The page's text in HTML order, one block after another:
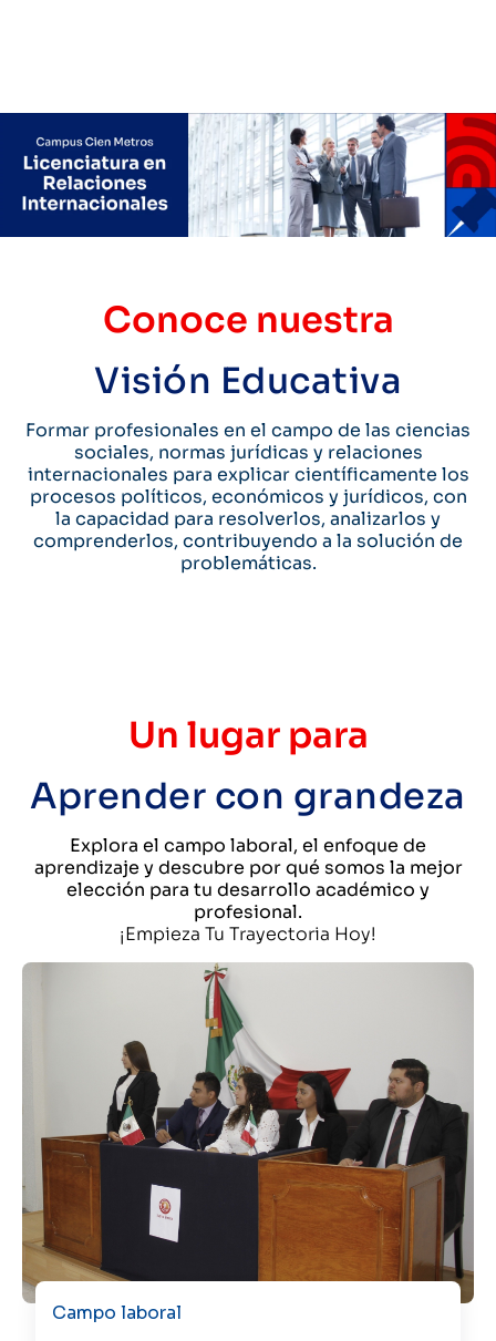
Conoce nuestra
Visión Educativa
Formar profesionales en el campo de las ciencias
sociales, normas jurídicas y relaciones
internacionales para explicar científicamente los
procesos políticos, económicos y jurídicos, con
la capacidad para resolverlos, analizarlos y
comprenderlos, contribuyendo a la solución de
problemáticas.
Un lugar para
Aprender con grandeza
Explora el campo laboral, el enfoque de
aprendizaje y descubre por qué somos la mejor
elección para tu desarrollo académico y
profesional.
¡Empieza Tu Trayectoria Hoy!
Campo laboral